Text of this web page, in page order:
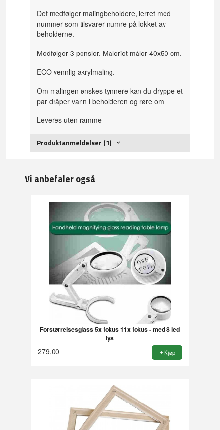
Det medfølger malingbeholdere, lerret med
nummer som tilsvarer numre på lokket av
beholderne.
Medfølger 3 pensler. Maleriet måler 40x50 cm.
ECO vennlig akrylmaling.
Om malingen ønskes tynnere kan du dryppe et
par dråper vann i beholderen og røre om.
Leveres uten ramme
Produktanmeldelser (1)
Vi anbefaler også
Forstørrelsesglass 5x fokus 11x fokus - med 8 led
lys
279,00 Kjøp